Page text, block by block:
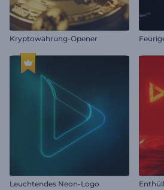
Kryptowährung-Opener
Leuchtendes Neon-Logo